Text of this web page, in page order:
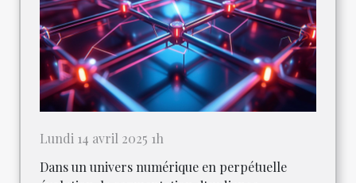
Lundi 14 avril 2025 1h
Dans un univers numérique en perpétuelle